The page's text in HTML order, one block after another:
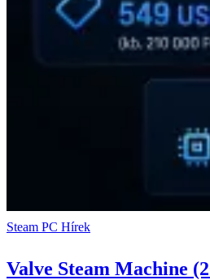
Steam PC Hírek
Valve Steam Machine